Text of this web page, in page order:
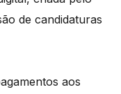
de candidaturas
aos